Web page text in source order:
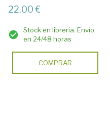
22,00 €
Stock en librería. Envío
en 24/48 horas
COMPRAR